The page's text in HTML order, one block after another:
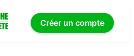
Créer un compte